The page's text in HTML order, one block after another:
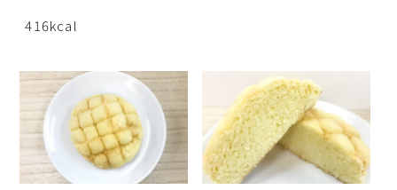
416kcal